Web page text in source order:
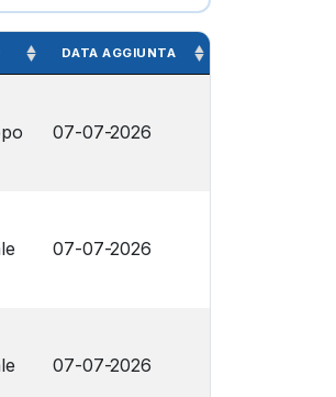
DATA AGGIUNTA
07-07-2026
07-07-2026
07-07-2026